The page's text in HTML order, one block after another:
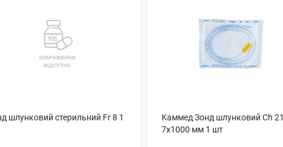
шлунковий стерильний Fr 8 1
Каммед Зонд шлунковий Ch 21
7х1000 мм 1 шт